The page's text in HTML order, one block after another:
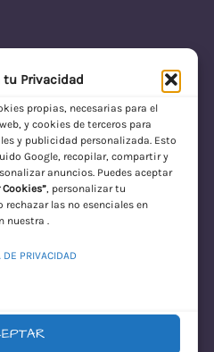
tu Privacidad
propias, necesarias para el
y cookies de terceros para
y publicidad personalizada. Esto
Google, recopilar, compartir y
anuncios. Puedes aceptar
Cookies”, personalizar tu
rechazar las no esenciales en
nuestra .
DE PRIVACIDAD
Online con Envío